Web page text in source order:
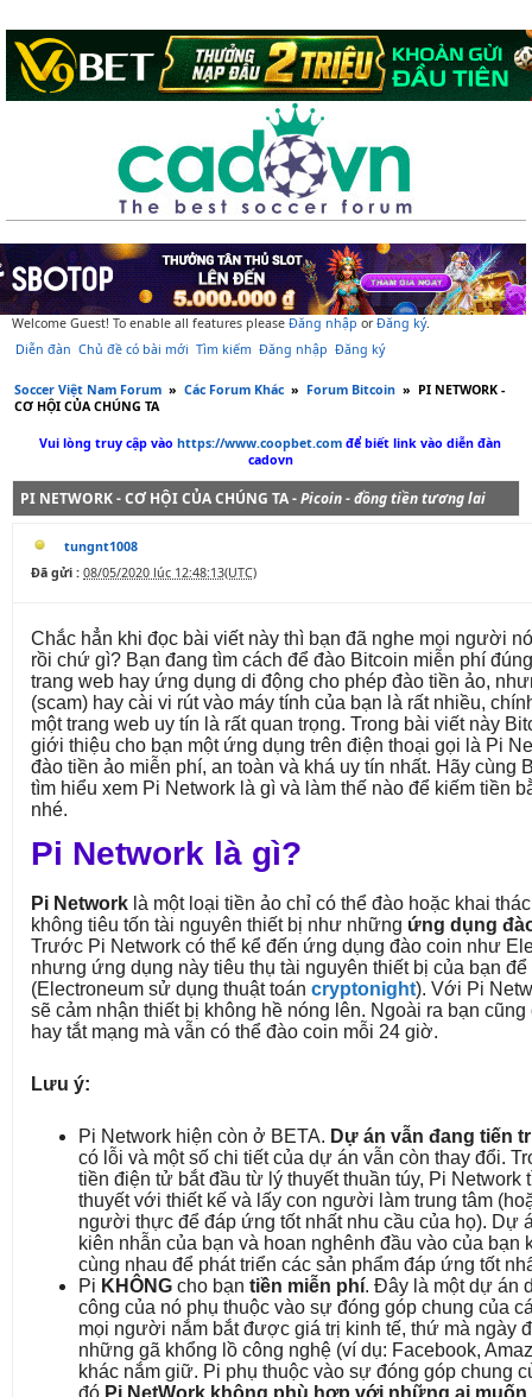
Welcome Guest! To enable all features please Đăng nhập orĐăng ký.
Diễn đàn Chủ đề có bài mới Tìm kiếm Đăng nhập Đăng ký
Soccer Việt Nam Forum » Các Forum Khác » Forum Bitcoin » PI NETWORK -
CƠ HỘI CỦA CHÚNG TA
Vui lòng truy cập vàohttps://www.coopbet.comđể biết link vào diễn đàn
cadovn
PI NETWORK - CƠ HỘI CỦA CHÚNG TA -Picoin - đồng tiền tương lai
tungnt1008
Đã gửi : 08/05/2020 lúc 12:48:13(UTC)
Chắc hẳn khi đọc bài viết này thì bạn đã nghe mọi người
rồi chứ gì? Bạn đang tìm cách để đào Bitcoin miễn phí
trang web hay ứng dụng di động cho phép đào tiền ảo,
(scam) hay cài vi rút vào máy tính của bạn là rất nhiều,
một trang web uy tín là rất quan trọng. Trong bài viết này
giới thiệu cho bạn một ứng dụng trên điện thoại gọi là Pi
đào tiền ảo miễn phí, an toàn và khá uy tín nhất. Hãy cùng
tìm hiểu xem Pi Network là gì và làm thế nào để kiếm tiền
nhé.
Pi Network là gì?
Pi Network là một loại tiền ảo chỉ có thể đào hoặc khai
không tiêu tốn tài nguyên thiết bị như những ứng dụng
Trước Pi Network có thể kể đến ứng dụng đào coin như
nhưng ứng dụng này tiêu thụ tài nguyên thiết bị của bạn
(Electroneum sử dụng thuật toán cryptonight). Với Pi
sẽ cảm nhận thiết bị không hề nóng lên. Ngoài ra bạn
hay tắt mạng mà vẫn có thể đào coin mỗi 24 giờ.
Lưu ý:
Pi Network hiện còn ở BETA. Dự án vẫn đang tiến
có lỗi và một số chi tiết của dự án vẫn còn thay đổi.
tiền điện tử bắt đầu từ lý thuyết thuần túy, Pi Network
thuyết với thiết kế và lấy con người làm trung tâm
người thực để đáp ứng tốt nhất nhu cầu của họ). Dự
kiên nhẫn của bạn và hoan nghênh đầu vào của bạn
cùng nhau để phát triển các sản phẩm đáp ứng tốt
Pi KHÔNG cho bạn tiền miễn phí. Đây là một dự án
công của nó phụ thuộc vào sự đóng góp chung của
mọi người nắm bắt được giá trị kinh tế, thứ mà ngày
những gã khổng lồ công nghệ (ví dụ: Facebook,
khác nắm giữ. Pi phụ thuộc vào sự đóng góp chung